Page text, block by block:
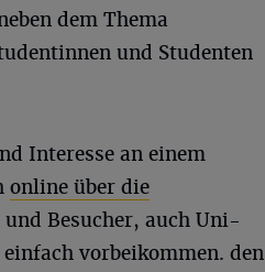
dem Thema
und Studenten
Interesse an einem
online über die
und Besucher, auch Uni-
vorbeikommen. den